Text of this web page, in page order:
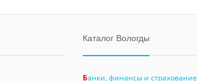
Каталог Вологды
Банки, финансы и страхование